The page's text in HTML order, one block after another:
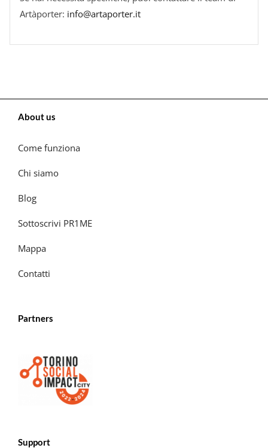
Artàporter: info@artaporter.it
About us
Come funziona
Chi siamo
Blog
Sottoscrivi PR1ME
Mappa
Contatti
Partners
Support